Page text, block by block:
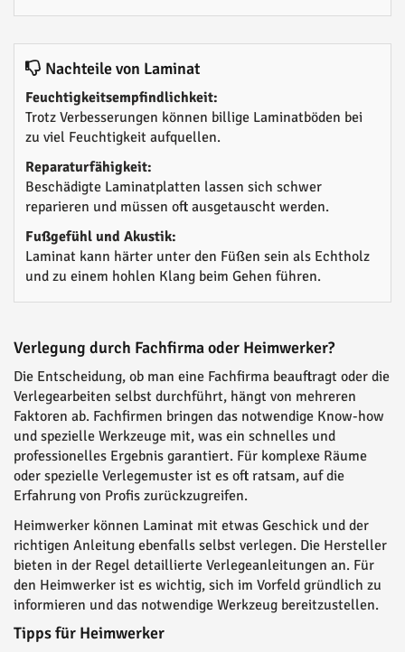
Nachteile von Laminat
Feuchtigkeitsempfindlichkeit:
Trotz Verbesserungen können billige Laminatböden bei
zu viel Feuchtigkeit aufquellen.
Reparaturfähigkeit:
Beschädigte Laminatplatten lassen sich schwer
reparieren und müssen oft ausgetauscht werden.
Fußgefühl und Akustik:
Laminat kann härter unter den Füßen sein als Echtholz
und zu einem hohlen Klang beim Gehen führen.
Verlegung durch Fachfirma oder Heimwerker?
Die Entscheidung, ob man eine Fachfirma beauftragt oder die
Verlegearbeiten selbst durchführt, hängt von mehreren
Faktoren ab. Fachfirmen bringen das notwendige Know-how
und spezielle Werkzeuge mit, was ein schnelles und
professionelles Ergebnis garantiert. Für komplexe Räume
oder spezielle Verlegemuster ist es oft ratsam, auf die
Erfahrung von Profis zurückzugreifen.
Heimwerker können Laminat mit etwas Geschick und der
richtigen Anleitung ebenfalls selbst verlegen. Die Hersteller
bieten in der Regel detaillierte Verlegeanleitungen an. Für
den Heimwerker ist es wichtig, sich im Vorfeld gründlich zu
informieren und das notwendige Werkzeug bereitzustellen.
Tipps für Heimwerker